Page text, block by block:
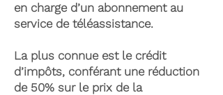
en charge d’un abonnement au
service de téléassistance.
La plus connue est le crédit
d’impôts, conférant une réduction
de 50% sur le prix de la